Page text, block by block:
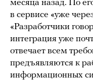
месяца назад. По
в сервисе «уже
«Разработчики
интеграция уже
отвечает всем
предъявляются к
информационных